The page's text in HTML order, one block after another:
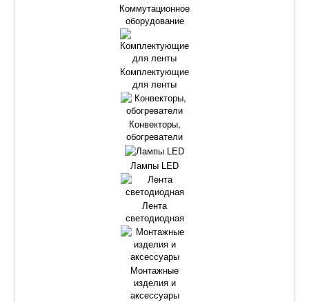
Коммутационное
оборудование
Комплектующие
для ленты
Конвекторы,
обогреватели
Лампы LED
Лента
светодиодная
Монтажные
изделия и
аксессуары